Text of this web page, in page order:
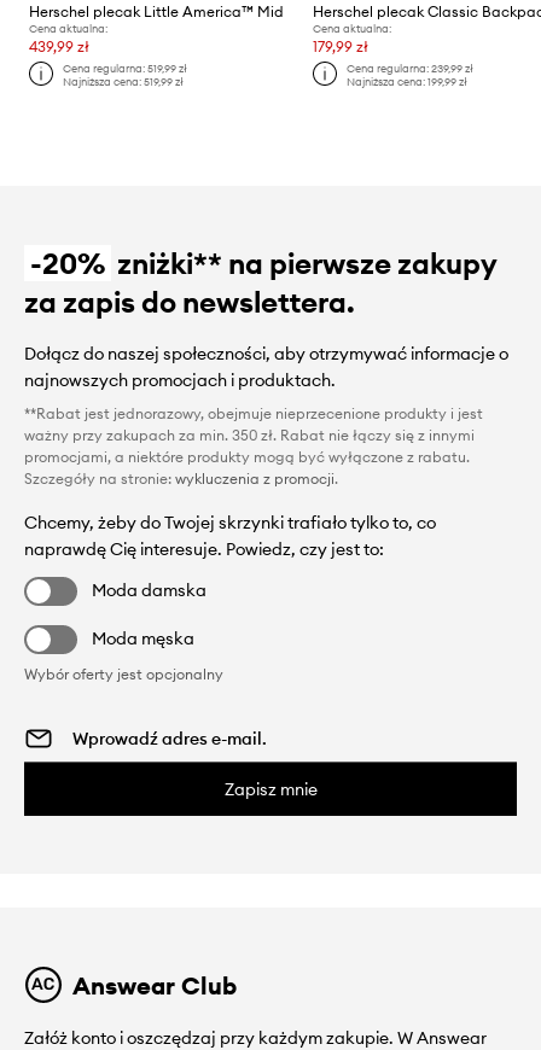
Herschel plecak Little America™ Mid
Cena aktualna:
439,99 zł
Cena regularna:519,99 zł
Najniższa cena:519,99 zł
Herschel plecak Classic
Cena aktualna:
179,99 zł
Cena regularna: 239,99 zł
Najniższa cena: 199,99 zł
-20% zniżki** na pierwsze zakupy
za zapis do newslettera.
Dołącz do naszej społeczności, aby otrzymywać informacje o
najnowszych promocjach i produktach.
**Rabat jest jednorazowy, obejmuje nieprzecenione produkty i jest
ważny przy zakupach za min. 350 zł. Rabat nie łączy się z innymi
promocjami, a niektóre produkty mogą być wyłączone z rabatu.
Szczegóły na stronie: wykluczenia z promocji.
Chcemy, żeby do Twojej skrzynki trafiało tylko to, co
naprawdę Cię interesuje. Powiedz, czy jest to:
Moda damska
Moda męska
Wybór oferty jest opcjonalny
Zapisz mnie
Answear Club
Załóż konto i oszczędzaj przy każdym zakupie. W Answear